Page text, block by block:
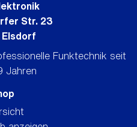
Str. 23
Funktechnik seit
Jahren